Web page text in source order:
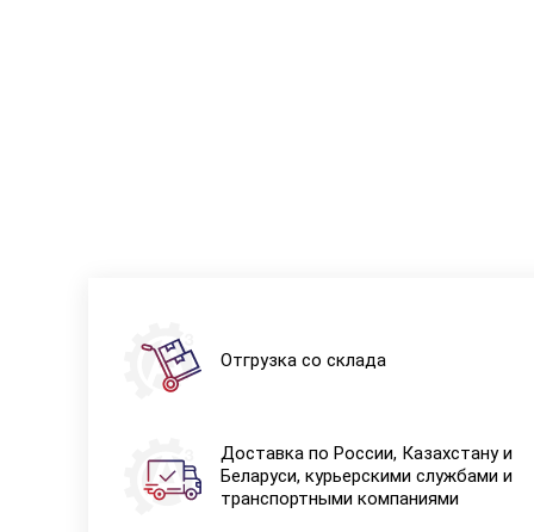
Отгрузка со склада
Доставка по России, Казахстану и
Беларуси, курьерскими службами и
транспортными компаниями